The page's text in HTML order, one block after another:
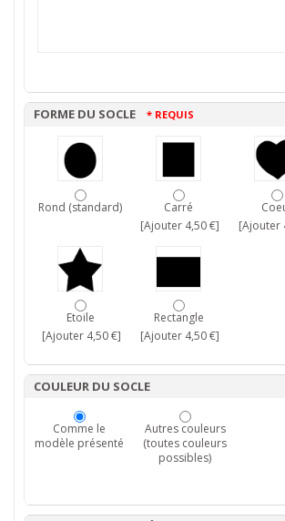
FORME DU SOCLE * REQUIS
Rond (standard)
Carré
[Ajouter 4,50 €]
[Ajouter
Etoile
[Ajouter 4,50 €]
Rectangle
[Ajouter 4,50 €]
COULEUR DU SOCLE
Comme le
modèle présenté
Autres couleurs
(toutes couleurs
possibles)